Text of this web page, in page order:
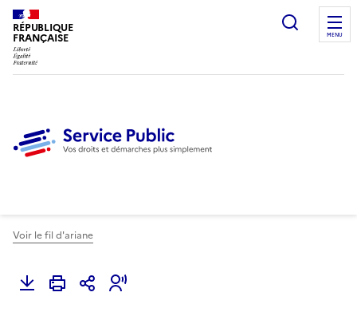
RÉPUBLIQUE
FRANÇAISE
Ouvrir
MENU
Voir le fil d'ariane